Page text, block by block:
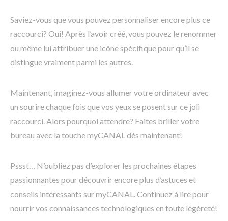
Saviez-vous que vous pouvez personnaliser encore plus ce
raccourci? Oui! Après l’avoir créé, vous pouvez le renommer
ou même lui attribuer une icône spécifique pour qu’il se
distingue vraiment parmi les autres.
Maintenant, imaginez-vous allumer votre ordinateur avec
un sourire chaque fois que vos yeux se posent sur ce joli
raccourci. Alors pourquoi attendre? Faites briller votre
bureau avec la touche myCANAL dès maintenant!
Pssst… N’oubliez pas d’explorer les prochaines étapes
passionnantes pour découvrir encore plus d’astuces et
conseils intéressants sur myCANAL. Continuez à lire pour
nourrir vos connaissances technologiques en toute légèreté!